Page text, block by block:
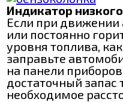
Индикатор
Если при движении
или постоянно
уровня топлива,
заправьте
на панели
достаточный запас
необходимое